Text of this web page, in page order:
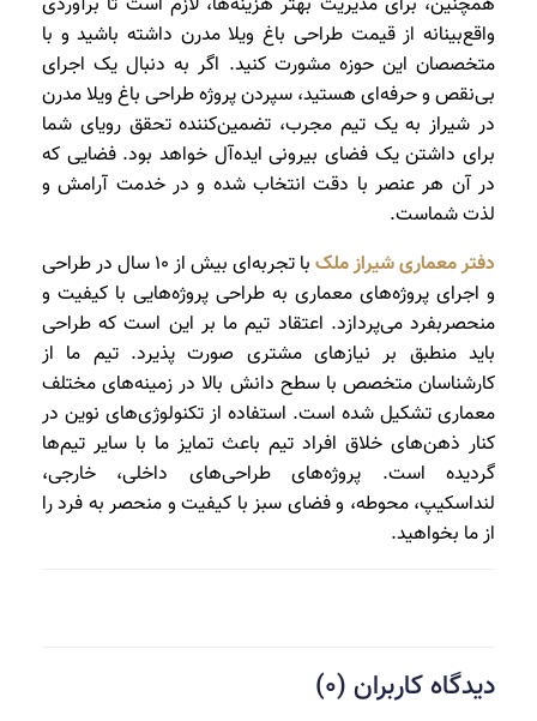
واقع‌بینانه از قیمت طراحی باغ ویلا مدرن داشته باشید و با
متخصصان این حوزه مشورت کنید. اگر به دنبال یک اجرای
بی‌نقص و حرفه‌ای هستید، سپردن پروژه طراحی باغ ویلا مدرن
در شیراز به یک تیم مجرب، تضمین‌کننده تحقق رویای شما
برای داشتن یک فضای بیرونی ایده‌آل خواهد بود. فضایی که
در آن هر عنصر با دقت انتخاب شده و در خدمت آرامش و
لذت شماست.
دفتر معماری شیراز ملک
با تجربه‌ای بیش از 10 سال در طراحی
و اجرای پروژه‌های معماری به طراحی پروژه‌هایی با کیفیت و
منحصربفرد می‌پردازد. اعتقاد تیم ما بر این است که طراحی
باید منطبق بر نیازهای مشتری صورت پذیرد. تیم ما از
کارشناسان متخصص با سطح دانش بالا در زمینه‌های مختلف
معماری تشکیل شده است. استفاده از تکنولوژی‌های نوین در
کنار ذهن‌های خلاق افراد تیم باعث تمایز ما با سایر تیم‌ها
گردیده است. پروژه‌های طراحی‌های داخلی، خارجی،
لنداسکیپ، محوطه، و فضای سبز با کیفیت و منحصر به فرد را
از ما بخواهید.
دیدگاه کاربران (0)